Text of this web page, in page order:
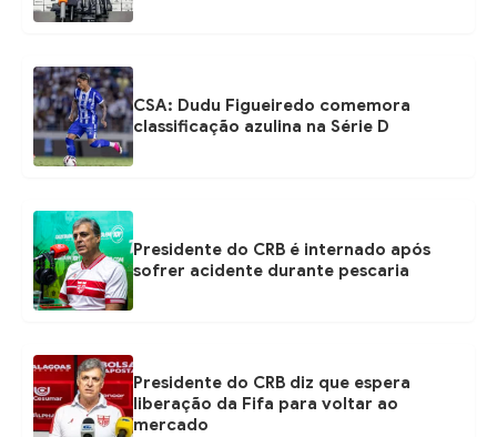
CSA: Dudu Figueiredo comemora
classificação azulina na Série D
Presidente do CRB é internado após
sofrer acidente durante pescaria
Presidente do CRB diz que espera
liberação da Fifa para voltar ao
mercado